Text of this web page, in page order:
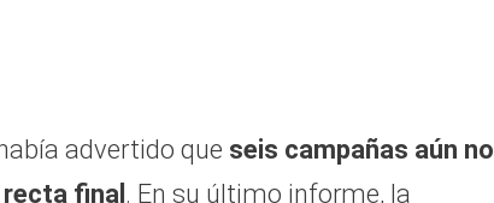
advertido que seis campañas aún no
final . En su último informe, la